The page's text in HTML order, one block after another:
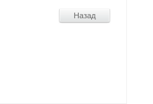
Назад